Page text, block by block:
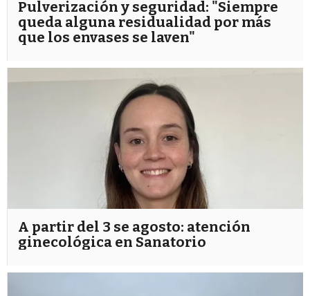
Pulverización y seguridad: "Siempre
queda alguna residualidad por más
que los envases se laven"
A partir del 3 se agosto: atención
ginecológica en Sanatorio